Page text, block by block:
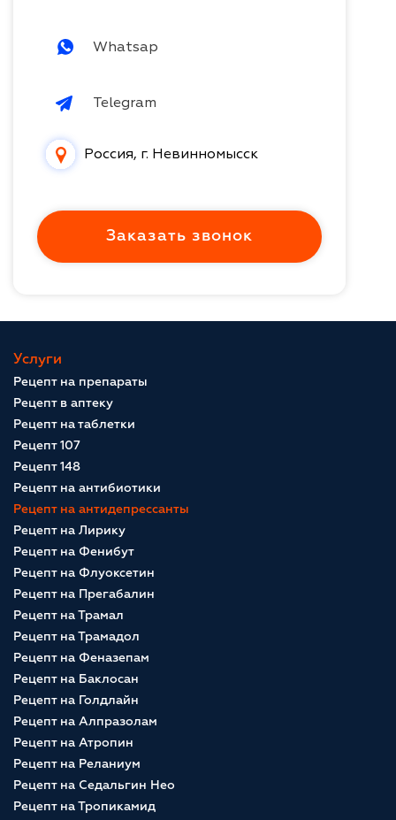
Whatsap
Telegram
Россия, г. Невинномысск
Заказать звонок
Услуги
Рецепт на препараты
Рецепт в аптеку
Рецепт на таблетки
Рецепт 107
Рецепт 148
Рецепт на антибиотики
Рецепт на антидепрессанты
Рецепт на Лирику
Рецепт на Фенибут
Рецепт на Флуоксетин
Рецепт на Прегабалин
Рецепт на Трамал
Рецепт на Трамадол
Рецепт на Феназепам
Рецепт на Баклосан
Рецепт на Голдлайн
Рецепт на Алпразолам
Рецепт на Атропин
Рецепт на Реланиум
Рецепт на Седальгин Нео
Рецепт на Тропикамид